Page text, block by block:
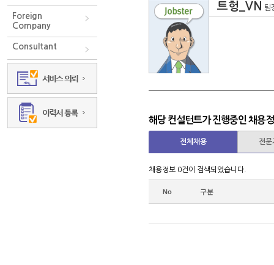
Foreign
Company
Consultant
트헝_VN
해당 컨설턴트가 진행중인 채용
전체채용 전문
채용정보 0건이 검색되었습니다.
No 구분